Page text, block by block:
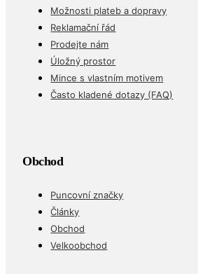
Možnosti plateb a dopravy
Reklamační řád
Prodejte nám
Úložný prostor
Mince s vlastním motivem
Často kladené dotazy (FAQ)
Obchod
Puncovní značky
Články
Obchod
Velkoobchod